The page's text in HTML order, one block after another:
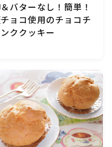
バターなし！簡単！
ョコ使用のチョコチ
ククッキー